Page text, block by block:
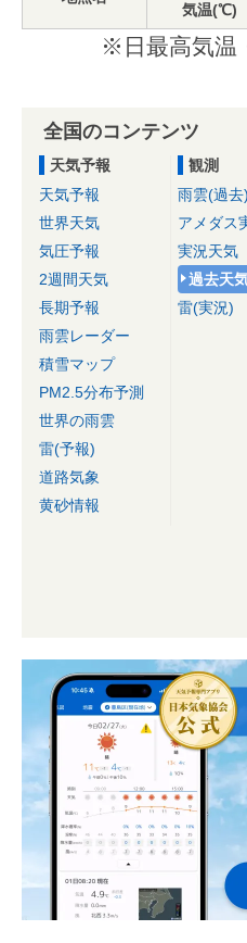
気温(℃)
※日最高気温
全国のコンテンツ
天気予報
天気予報
世界天気
気圧予報
2週間天気
長期予報
雨雲レーダー
積雪マップ
PM2.5分布予測
世界の雨雲
雷(予報)
道路気象
黄砂情報
観測
雨雲(過去)
アメダス
実況天気
過去天
雷(実況)